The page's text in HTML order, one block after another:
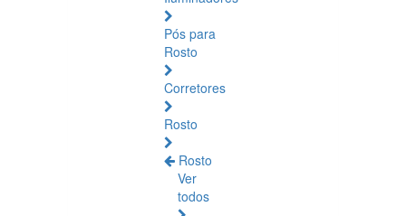
Pós para
Rosto
Corretores
Rosto
Rosto
Ver
todos